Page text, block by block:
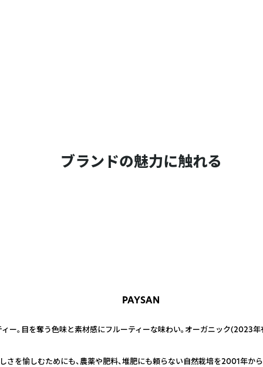
ブランドの魅力に触れる
PAYSAN
ー。目を奪う色味と素材感にフルーティーな味わい。オーガニック(2023年
さを愉しむためにも、農薬や肥料、堆肥にも頼らない自然栽培を2001年